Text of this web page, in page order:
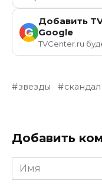
G
Добавить
Google
TVCenter.ru
звезды скандал
Добавить
Имя